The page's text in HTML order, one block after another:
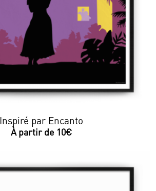
Inspiré par Encanto